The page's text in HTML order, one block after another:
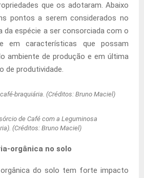
que os adotaram. Abaixo
pontos a serem considerados no
da espécie a ser consorciada com o
em características que possam
ambiente de produção e em última
de produtividade.
braquiária. (Créditos: Bruno Maciel)
de Café com a Leguminosa
(Créditos: Bruno Maciel)
orgânica no solo
do solo tem forte impacto